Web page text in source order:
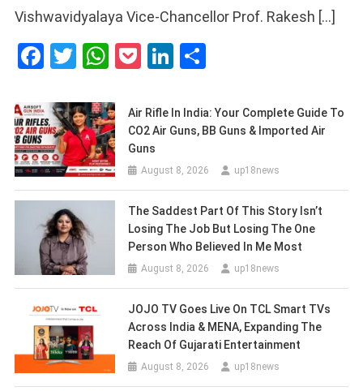
Vishwavidyalaya Vice-Chancellor Prof. Rakesh […]
Facebook
Twitter
WhatsApp
PocketLinkedIn
Air Rifle In India: Your Complete Guide To
CO2 Air Guns, BB Guns & Imported Air
Guns
August 8, 2026 up18news
The Saddest Part Of This Story Isn’t
Losing The Job But Losing The One
Person Who Believed In Me Most
August 8, 2026 up18news
JOJO TV Goes Live On TCL Smart TVs
Across India & MENA, Expanding The
Reach Of Gujarati Entertainment
August 8, 2026 up18news